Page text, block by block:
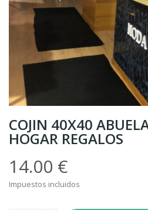
COJIN 40X40
HOGAR REGALOS
14.00 €
Impuestos incluidos